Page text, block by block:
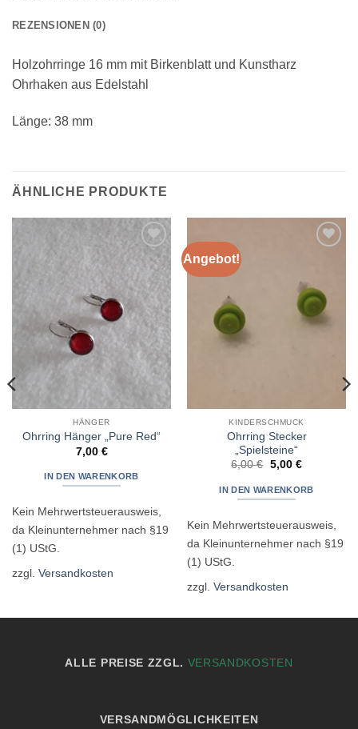
REZENSIONEN (0)
Holzohrringe 16 mm mit Birkenblatt und Kunstharz
Ohrhaken aus Edelstahl
Länge: 38 mm
ÄHNLICHE PRODUKTE
Zur
Wunschliste
hinzufügen
HÄNGER
Ohrring Hänger „Pure Red“
7,00 €
IN DEN WARENKORB
Kein Mehrwertsteuerausweis,
da Kleinunternehmer nach §19
(1) UStG.
zzgl. Versandkosten
Angebot!
hinzufügen
KINDERSCHMUCK
Ohrring Stecker
„Spielsteine“
6,00€ Ursprünglicher
war:
6,00 €
5,00 €Aktueller
ist:
5,00 €.
IN DEN WARENKORB
Kein Mehrwertsteuerausweis,
da Kleinunternehmer nach §19
(1) UStG.
zzgl. Versandkosten
ALLE PREISE ZZGL. VERSANDKOSTEN
VERSANDMÖGLICHKEITEN